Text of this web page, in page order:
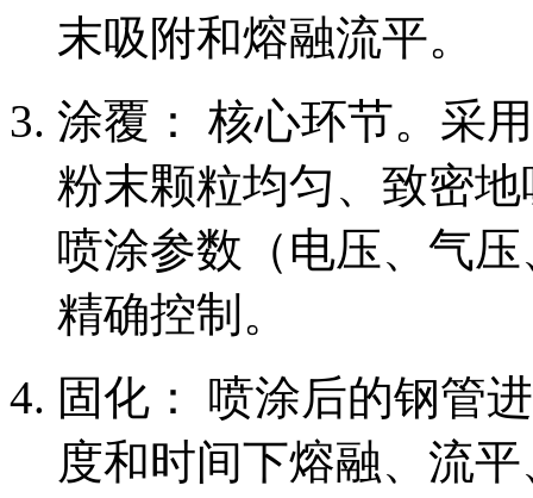
末吸附和熔融流平。
涂覆： 核心环节。采
粉末颗粒均匀、致密
喷涂参数（电压、气
精确控制。
固化： 喷涂后的钢管
度和时间下熔融、流